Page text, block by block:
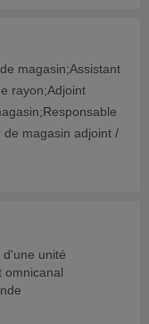
magasin;Assistant
rayon;Adjoint
de magasin adjoint /
d'une unité
omnicanal